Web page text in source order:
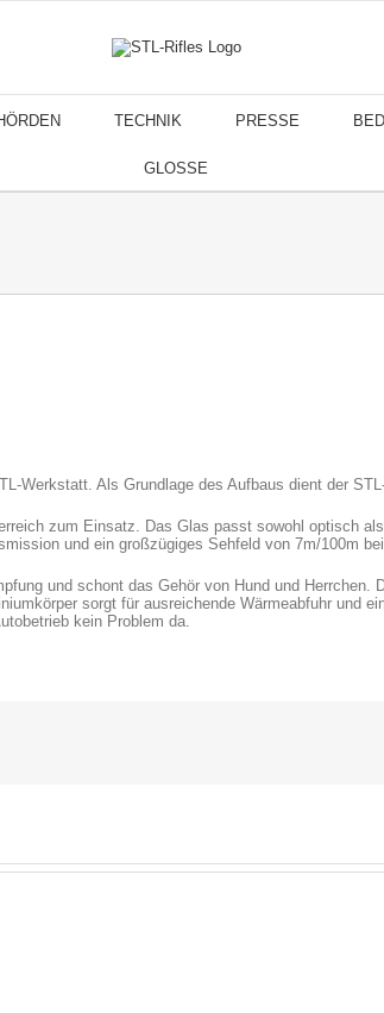
TECHNIK PRESSE
GLOSSE
Werkstatt. Als Grundlage des Aufbaus dient der
zum Einsatz. Das Glas passt sowohl optisch
und ein großzügiges Sehfeld von 7m/100m
und schont das Gehör von Hund und Herrchen.
sorgt für ausreichende Wärmeabfuhr und
kein Problem da.